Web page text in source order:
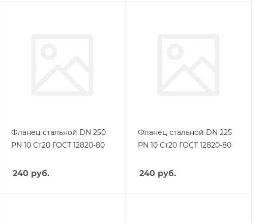
Фланец стальной DN 250
PN 10 Ст20 ГОСТ 12820-80
240 руб.
Фланец стальной DN 225
PN 10 Ст20 ГОСТ 12820-80
240руб.